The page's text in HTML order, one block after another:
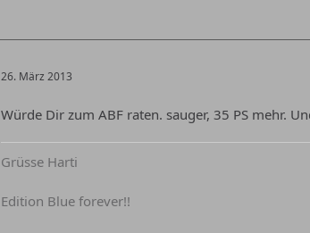
26. März 2013
Würde Dir zum ABF raten. sauger, 35 PS mehr.
Grüsse Harti
Edition Blue forever!!